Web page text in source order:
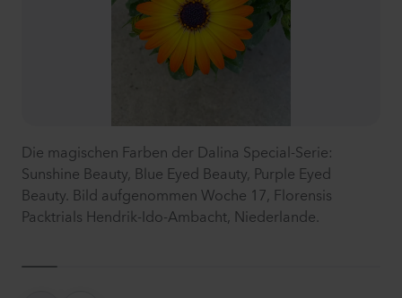
Die magischen Farben der Dalina Special-Serie:
Sunshine Beauty, Blue Eyed Beauty, Purple Eyed
Beauty. Bild aufgenommen Woche 17, Florensis
Packtrials Hendrik-Ido-Ambacht, Niederlande.